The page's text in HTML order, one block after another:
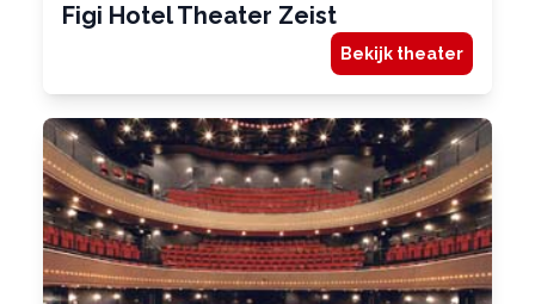
Figi Hotel Theater Zeist
Bekijk theater